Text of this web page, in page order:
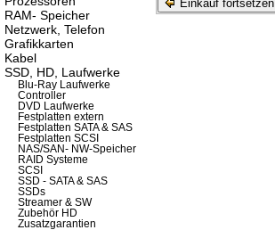
Einkauf fortsetzen
RAM- Speicher
Netzwerk, Telefon
Grafikkarten
Kabel
SSD, HD, Laufwerke
Blu-Ray Laufwerke
Controller
DVD Laufwerke
Festplatten extern
Festplatten SATA & SAS
Festplatten SCSI
NAS/SAN- NW-Speicher
RAID Systeme
SCSI
SSD - SATA & SAS
SSDs
Streamer & SW
Zubehör HD
Zusatzgarantien